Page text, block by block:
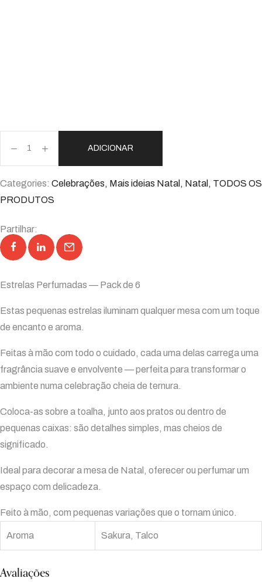
ADICIONAR
Categories: Celebrações, Mais ideias Natal , Natal , TODOS OS
PRODUTOS
Partilhar:
Estrelas Perfumadas — Pack de 6
Estas pequenas estrelas iluminam qualquer mesa com um toque
de encanto e aroma.
Feitas à mão com todo o cuidado, cada uma delas carrega uma
fragrância suave e envolvente — perfeita para transformar o
ambiente numa celebração cheia de ternura.
Coloca-as sobre a toalha, junto aos pratos ou dentro de
pequenas caixas: são detalhes simples, mas cheios de
significado.
Ideal para decorar a mesa de Natal, oferecer ou perfumar um
espaço com delicadeza.
Feito à mão, com pequenas variações que o tornam único.
Aroma Sakura, Talco
Avaliações